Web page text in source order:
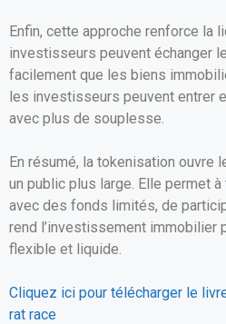
Enfin, cette approche renforce la
investisseurs peuvent échanger
facilement que les biens
les investisseurs peuvent entrer
avec plus de souplesse.
En résumé, la tokenisation ouvre
un public plus large. Elle permet
avec des fonds limités, de
rend l’investissement immobilier
flexible et liquide.
Cliquez ici pour télécharger le
rat race